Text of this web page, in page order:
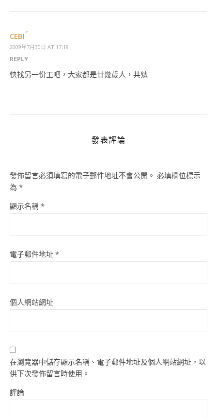
CEBI
2009年7月30日 AT 17:18
REPLY
快找另一份工吧，大家都是廿幾歲人，共勉
發表評論
發佈留言必須填寫的電子郵件地址不會公開。 必填欄位標示
為 *
顯示名稱 *
電子郵件地址 *
個人網站網址
在瀏覽器中儲存顯示名稱、電子郵件地址及個人網站網址，以
供下次發佈留言時使用。
評論